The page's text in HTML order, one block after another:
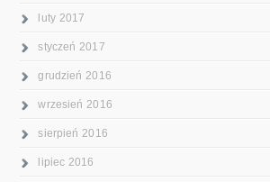
luty 2017
styczeń 2017
grudzień 2016
wrzesień 2016
sierpień 2016
lipiec 2016